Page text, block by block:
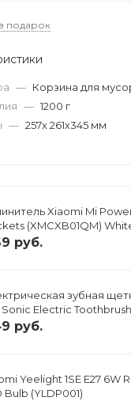
подарок
— Корзина для
— 1200 г
— 257х 261х345 мм
Xiaomi Mi
(XMCXB01QM)
руб.
зубная
Electric Toothbrush
руб.
Yeelight 1SE E27 6W
Bulb (YLDP001)